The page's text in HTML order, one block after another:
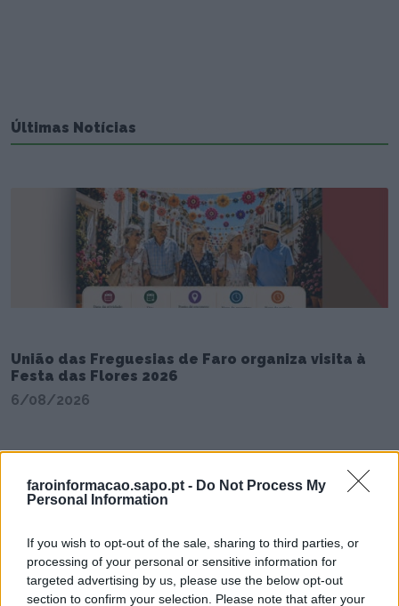
faroinformacao.sapo.pt - Do Not Process My
Personal Information
If you wish to opt-out of the sale, sharing to third parties, or
processing of your personal or sensitive information for
targeted advertising by us, please use the below opt-out
section to confirm your selection. Please note that after your
Últimas Notícias
União das Freguesias de Faro organiza visita à
Festa das Flores 2026
6/08/2026